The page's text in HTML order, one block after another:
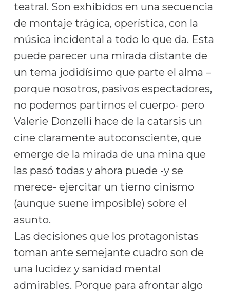
teatral. Son exhibidos en una secuencia
de montaje trágica, operística, con la
música incidental a todo lo que da. Esta
puede parecer una mirada distante de
un tema jodidísimo que parte el alma –
porque nosotros, pasivos espectadores,
no podemos partirnos el cuerpo- pero
Valerie Donzelli hace de la catarsis un
cine claramente autoconsciente, que
emerge de la mirada de una mina que
las pasó todas y ahora puede -y se
merece- ejercitar un tierno cinismo
(aunque suene imposible) sobre el
asunto.
Las decisiones que los protagonistas
toman ante semejante cuadro son de
una lucidez y sanidad mental
admirables. Porque para afrontar algo